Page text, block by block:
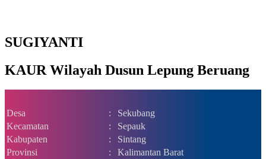
SUGIYANTI
KAUR Wilayah Dusun Lepung Beruang
Desa :
Sekubang
Kecamatan
:
Sepauk
Kabupaten
:
Sintang
Provinsi
:
Kalimantan Barat